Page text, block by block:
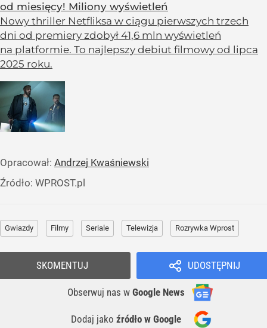
od miesięcy! Miliony wyświetleń
Nowy thriller Netfliksa w ciągu pierwszych trzech
dni od premiery zdobył 41,6 mln wyświetleń
na platformie. To najlepszy debiut filmowy od lipca
2025 roku.
Opracował: Andrzej Kwaśniewski
Źródło: WPROST.pl
Gwiazdy Filmy Seriale Telewizja Rozrywka Wprost
UDOSTĘPNIJ
Obserwuj nas w Google News
Dodaj jako źródło w Google
SKOMENTUJ